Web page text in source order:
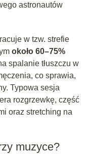
astronautów
w tzw. strefie
około 60–75%
spalanie tłuszczu w
co sprawia,
Typowa sesja
rozgrzewkę, część
oraz stretching na
muzyce?